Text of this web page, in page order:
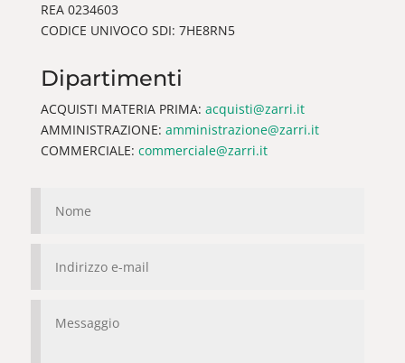
REA 0234603
CODICE UNIVOCO SDI: 7HE8RN5
Dipartimenti
ACQUISTI MATERIA PRIMA: acquisti@zarri.it
AMMINISTRAZIONE: amministrazione@zarri.it
COMMERCIALE: commerciale@zarri.it